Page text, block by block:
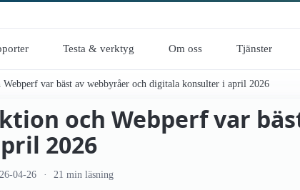
Testa & verktyg Om oss Tjänster
var bäst av webbyråer och digitala konsulter i april 2026
och Webperf var
2026
04-26 21 min läsning